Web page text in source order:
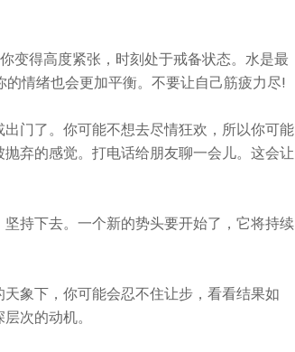
变得高度紧张，时刻处于戒备状态。水是最
情绪也会更加平衡。不要让自己筋疲力尽!
门了。你可能不想去尽情狂欢，所以你可能
弃的感觉。打电话给朋友聊一会儿。这会让
持下去。一个新的势头要开始了，它将持续
象下，你可能会忍不住让步，看看结果如
次的动机。